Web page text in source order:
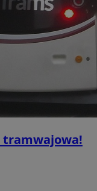
tramwajowa!